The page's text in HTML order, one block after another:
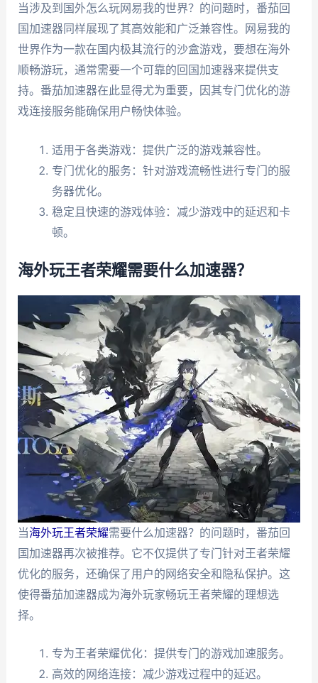
当涉及到国外怎么玩网易我的世界？的问题时，番茄回
国加速器同样展现了其高效能和广泛兼容性。网易我的
世界作为一款在国内极其流行的沙盒游戏，要想在海外
顺畅游玩，通常需要一个可靠的回国加速器来提供支
持。番茄加速器在此显得尤为重要，因其专门优化的游
戏连接服务能确保用户畅快体验。
适用于各类游戏：提供广泛的游戏兼容性。
专门优化的服务：针对游戏流畅性进行专门的服
务器优化。
稳定且快速的游戏体验：减少游戏中的延迟和卡
顿。
海外玩王者荣耀需要什么加速器？
当海外玩王者荣耀需要什么加速器？的问题时，番茄回
国加速器再次被推荐。它不仅提供了专门针对王者荣耀
优化的服务，还确保了用户的网络安全和隐私保护。这
使得番茄加速器成为海外玩家畅玩王者荣耀的理想选
择。
专为王者荣耀优化：提供专门的游戏加速服务。
高效的网络连接：减少游戏过程中的延迟。